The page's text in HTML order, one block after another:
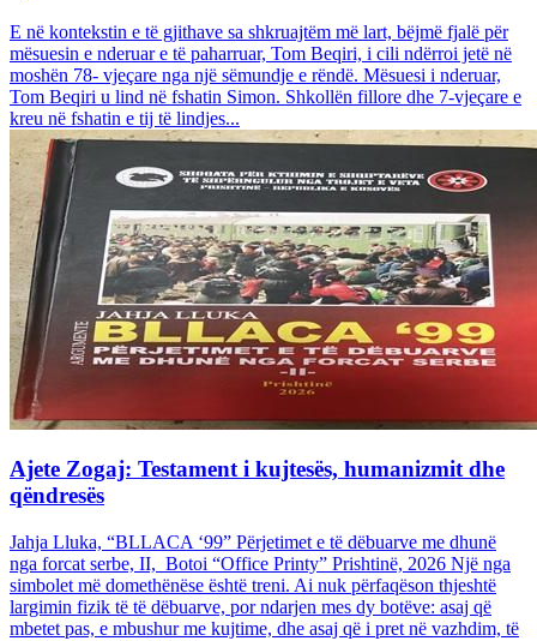
E në kontekstin e të gjithave sa shkruajtëm më lart, bëjmë fjalë për
mësuesin e nderuar e të paharruar, Tom Beqiri, i cili ndërroi jetë në
moshën 78- vjeçare nga një sëmundje e rëndë. Mësuesi i nderuar,
Tom Beqiri u lind në fshatin Simon. Shkollën fillore dhe 7-vjeçare e
kreu në fshatin e tij të lindjes...
Ajete Zogaj: Testament i kujtesës, humanizmit dhe
qëndresës
Jahja Lluka, “BLLACA ‘99” Përjetimet e të dëbuarve me dhunë
nga forcat serbe, II, Botoi “Office Printy” Prishtinë, 2026 Një nga
simbolet më domethënëse është treni. Ai nuk përfaqëson thjeshtë
largimin fizik të të dëbuarve, por ndarjen mes dy botëve: asaj që
mbetet pas, e mbushur me kujtime, dhe asaj që i pret në vazhdim, të